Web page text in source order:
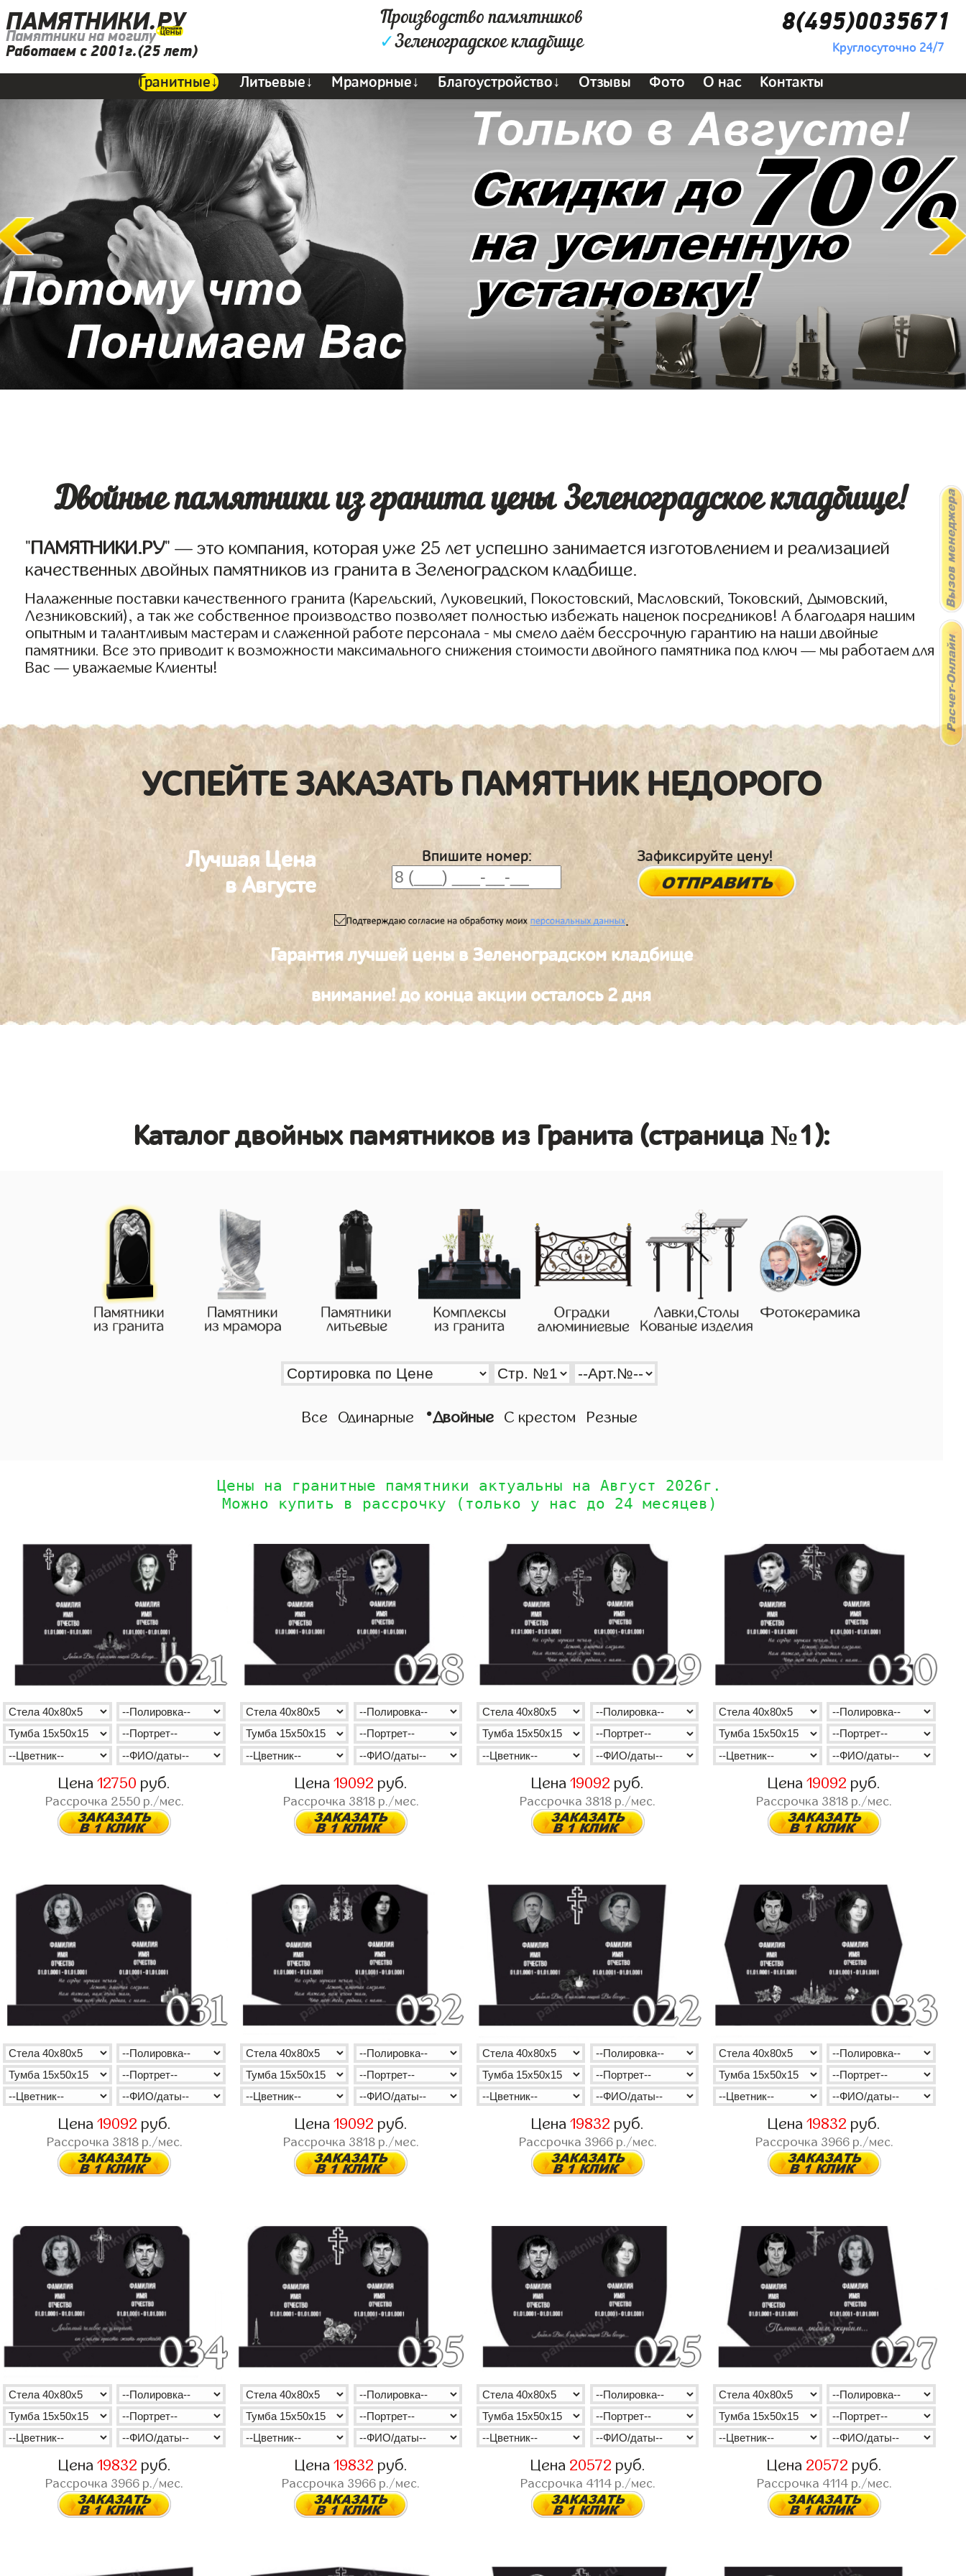
ПАМЯТНИКИ.РУ
Памятники на могилу
Работаем с 2001г.(25 лет)
Производство памятников
✓Зеленоградское кладбище
8(495)0035671
Круглосуточно 24/7
Гранитные↓ Литьевые↓ Мраморные↓ Благоустройство↓ Отзывы Фото О нас Контакты
Двойные памятники из гранита цены Зеленоградское кладбище!
"ПАМЯТНИКИ.РУ" — это компания, которая уже 25 лет успешно занимается изготовлением и реализацией
качественных двойных памятников из гранита в Зеленоградском кладбище.
Налаженные поставки качественного гранита (Карельский, Луковецкий, Покостовский, Масловский, Токовский, Дымовский,
Лезниковский), а так же собственное производство позволяет полностью избежать наценок посредников! А благодаря нашим
опытным и талантливым мастерам и слаженной работе персонала - мы смело даём бессрочную гарантию на наши двойные
памятники. Все это приводит к возможности максимального снижения стоимости двойного памятника под ключ — мы работаем для
Вас — уважаемые Клиенты!
УСПЕЙТЕ ЗАКАЗАТЬ ПАМЯТНИК НЕДОРОГО
Лучшая Цена
в Августе
Впишите номер: Зафиксируйте цену!
.
Гарантия лучшей цены в Зеленоградском кладбище
внимание! до конца акции осталось 2 дня
Каталог двойных памятников из Гранита (страница №1):
Все Одинарные •Двойные С крестом Резные
Цены на гранитные памятники актуальны на Август 2026г.
Можно купить в рассрочку (только у нас до 24 месяцев)
Цена12750 руб.
Рассрочка 2550р./мес.
Цена 19092 руб.
Рассрочка 3818р./мес.
Цена19092 руб.
Рассрочка 3818 р./мес.
Цена19092 руб.
Рассрочка 3818 р./мес.
Цена 19092 руб.
Рассрочка 3818р./мес.
Цена 19092 руб.
Рассрочка 3818р./мес.
Цена19832 руб.
Рассрочка 3966р./мес.
Цена19832 руб.
Рассрочка 3966р./мес.
Цена 19832 руб.
Рассрочка 3966 р./мес.
Цена 19832 руб.
Рассрочка 3966 р./мес.
Цена 20572 руб.
Рассрочка 4114р./мес.
Цена 20572 руб.
Рассрочка 4114р./мес.